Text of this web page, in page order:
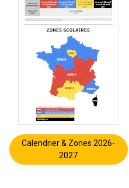
Calendrier & Zones 2026-
2027